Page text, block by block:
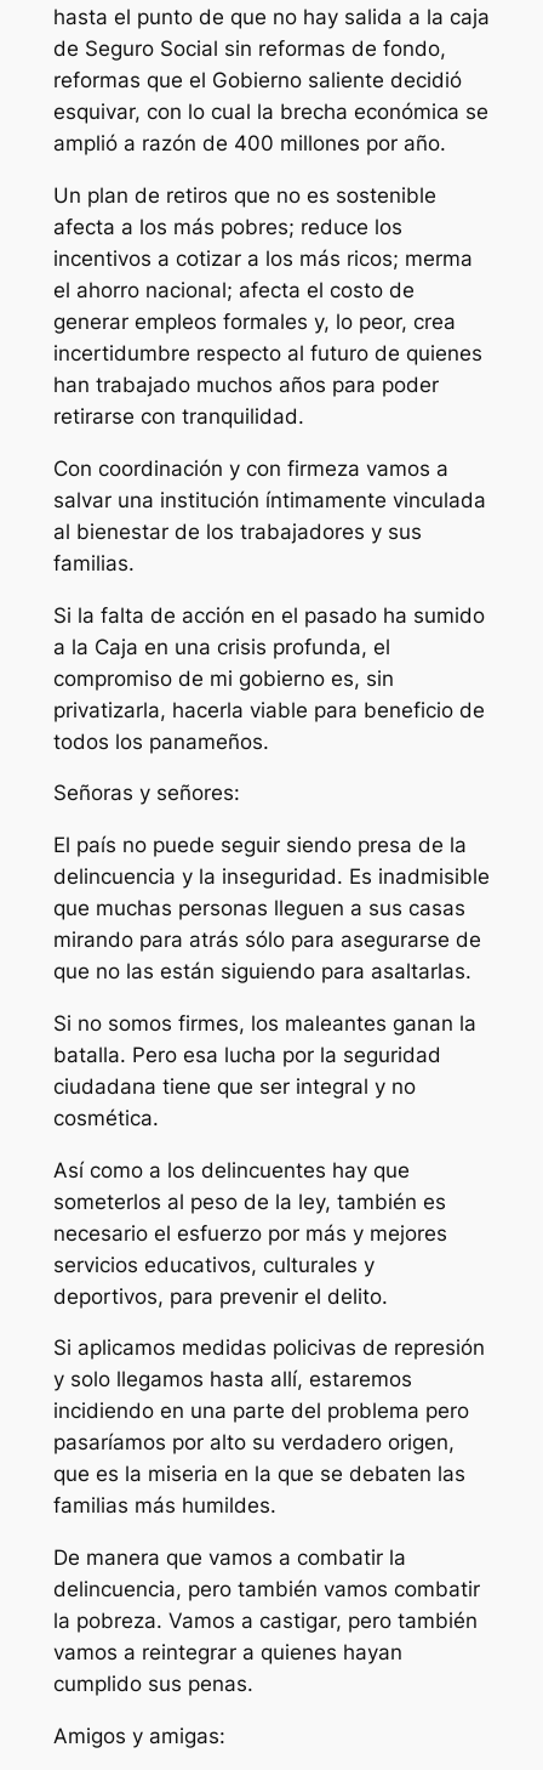
hasta el punto de que no hay salida a la caja
de Seguro Social sin reformas de fondo,
reformas que el Gobierno saliente decidió
esquivar, con lo cual la brecha económica se
amplió a razón de 400 millones por año.
Un plan de retiros que no es sostenible
afecta a los más pobres; reduce los
incentivos a cotizar a los más ricos; merma
el ahorro nacional; afecta el costo de
generar empleos formales y, lo peor, crea
incertidumbre respecto al futuro de quienes
han trabajado muchos años para poder
retirarse con tranquilidad.
Con coordinación y con firmeza vamos a
salvar una institución íntimamente vinculada
al bienestar de los trabajadores y sus
familias.
Si la falta de acción en el pasado ha sumido
a la Caja en una crisis profunda, el
compromiso de mi gobierno es, sin
privatizarla, hacerla viable para beneficio de
todos los panameños.
Señoras y señores:
El país no puede seguir siendo presa de la
delincuencia y la inseguridad. Es inadmisible
que muchas personas lleguen a sus casas
mirando para atrás sólo para asegurarse de
que no las están siguiendo para asaltarlas.
Si no somos firmes, los maleantes ganan la
batalla. Pero esa lucha por la seguridad
ciudadana tiene que ser integral y no
cosmética.
Así como a los delincuentes hay que
someterlos al peso de la ley, también es
necesario el esfuerzo por más y mejores
servicios educativos, culturales y
deportivos, para prevenir el delito.
Si aplicamos medidas policivas de represión
y solo llegamos hasta allí, estaremos
incidiendo en una parte del problema pero
pasaríamos por alto su verdadero origen,
que es la miseria en la que se debaten las
familias más humildes.
De manera que vamos a combatir la
delincuencia, pero también vamos combatir
la pobreza. Vamos a castigar, pero también
vamos a reintegrar a quienes hayan
cumplido sus penas.
Amigos y amigas: